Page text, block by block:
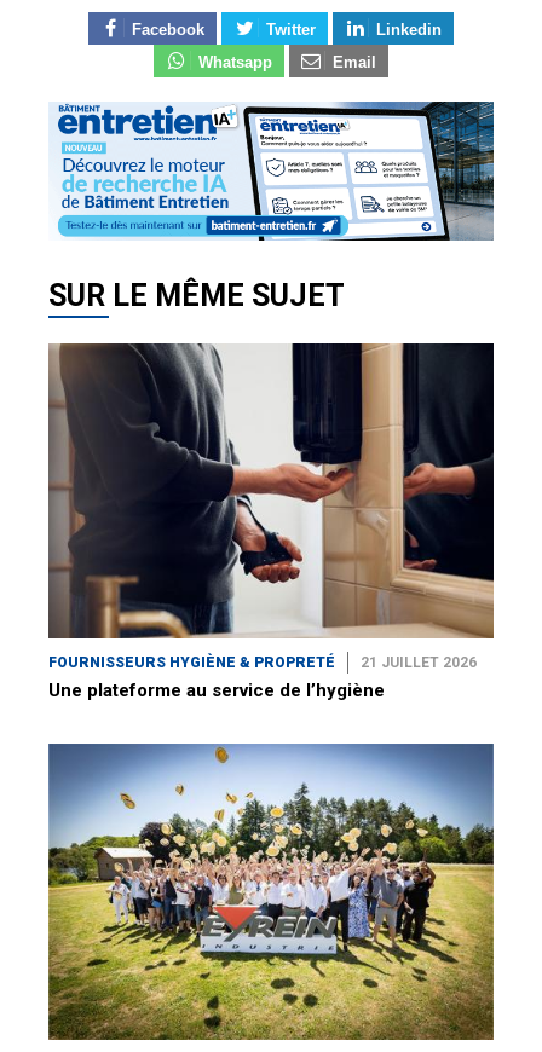
Facebook Twitter
Linkedin
Whatsapp
Email
SUR LE MÊME SUJET
FOURNISSEURS HYGIÈNE & PROPRETÉ 21 JUILLET 2026
Une plateforme au service de l’hygiène